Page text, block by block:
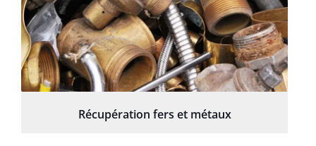
Récupération fers et métaux